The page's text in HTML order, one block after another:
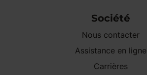
Société
Nous contacter
Assistance en ligne
Carrières